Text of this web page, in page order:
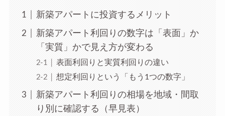
新築アパートに投資するメリット
新築アパート利回りの数字は「表面」か
「実質」かで見え方が変わる
表面利回りと実質利回りの違い
想定利回りという「もう1つの数字」
新築アパート利回りの相場を地域・間取
り別に確認する（早見表）